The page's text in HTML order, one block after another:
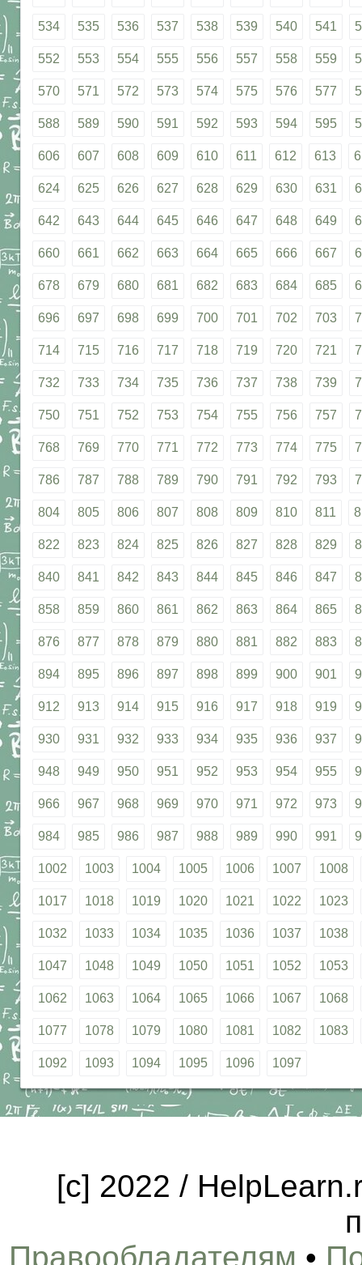
534 535 536 537 538 539 540 541
552 553 554 555 556 557 558 559
570 571 572 573 574 575 576 577
588 589 590 591 592 593 594 595
606 607 608 609 610 611 612 613
624 625 626 627 628 629 630 631
642 643 644 645 646 647 648 649
660 661 662 663 664 665 666 667
678 679 680 681 682 683 684 685
696 697 698 699 700 701 702 703
714 715 716 717 718 719 720 721
732 733 734 735 736 737 738 739
750 751 752 753 754 755 756 757
768 769 770 771 772 773 774 775
786 787 788 789 790 791 792 793
804 805 806 807 808 809 810 811
822 823 824 825 826 827 828 829
840 841 842 843 844 845 846 847
858 859 860 861 862 863 864 865
876 877 878 879 880 881 882 883
894 895 896 897 898 899 900 901
912 913 914 915 916 917 918 919
930 931 932 933 934 935 936 937
948 949 950 951 952 953 954 955
966 967 968 969 970 971 972 973
984 985 986 987 988 989 990 991
1002 1003 1004 1005 1006 1007 1008
1017 1018 1019 1020 1021 1022 1023
1032 1033 1034 1035 1036 1037 1038
1047 1048 1049 1050 1051 1052 1053
1062 1063 1064 1065 1066 1067 1068
1077 1078 1079 1080 1081 1082 1083
1092 1093 1094 1095 1096 1097
[c] 2022 /
Правообладателям •